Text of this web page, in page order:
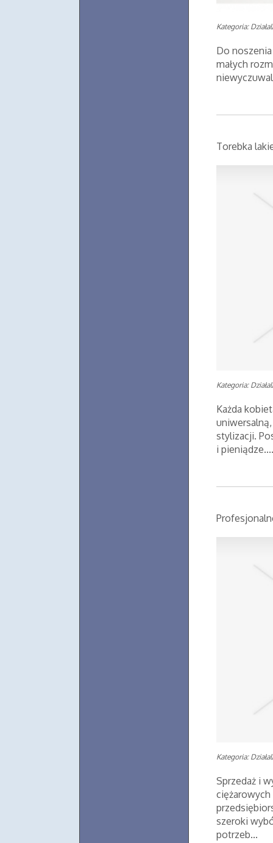
Kategoria:
Do
małych
Torebka
Kategoria:
Każda
stylizacji.
i pieniądze....
Kategoria:
Sprzedaż i
szeroki
potrzeb...